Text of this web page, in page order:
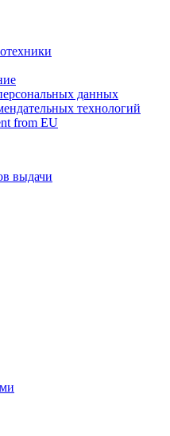
данных
технологий
from EU
выдачи